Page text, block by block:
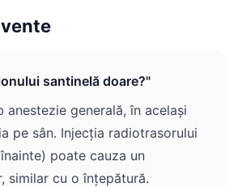
santinelă doare?"
anestezie generală, în același
pe sân. Injecția radiotrasorului
poate cauza un
similar cu o înțepătură.